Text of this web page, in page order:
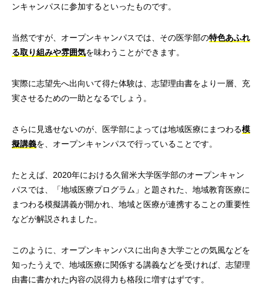
ンキャンパスに参加するといったものです。
当然ですが、オープンキャンパスでは、その医学部の特色あふれ
る取り組みや雰囲気を味わうことができます。
実際に志望先へ出向いて得た体験は、志望理由書をより一層、充
実させるための一助となるでしょう。
さらに見逃せないのが、医学部によっては地域医療にまつわる模
擬講義を、オープンキャンパスで行っていることです。
たとえば、2020年における久留米大学医学部のオープンキャン
パスでは、「地域医療プログラム」と題された、地域教育医療に
まつわる模擬講義が開かれ、地域と医療が連携することの重要性
などが解説されました。
このように、オープンキャンパスに出向き大学ごとの気風などを
知ったうえで、地域医療に関係する講義などを受ければ、志望理
由書に書かれた内容の説得力も格段に増すはずです。